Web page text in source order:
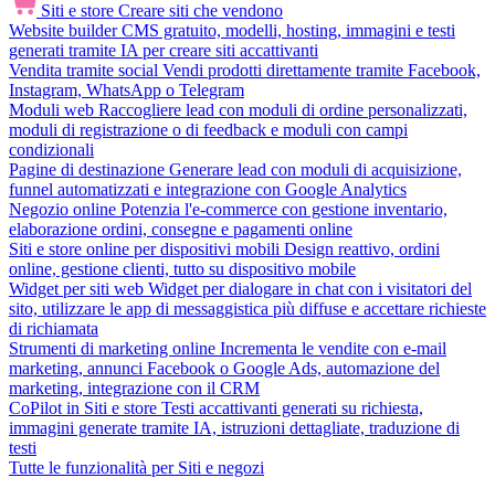
Siti e store Creare siti che vendono
Website builder CMS gratuito, modelli, hosting, immagini e testi
generati tramite IA per creare siti accattivanti
Vendita tramite social Vendi prodotti direttamente tramite Facebook,
Instagram, WhatsApp o Telegram
Moduli web Raccogliere lead con moduli di ordine personalizzati,
moduli di registrazione o di feedback e moduli con campi
condizionali
Pagine di destinazione Generare lead con moduli di acquisizione,
funnel automatizzati e integrazione con Google Analytics
Negozio online Potenzia l'e-commerce con gestione inventario,
elaborazione ordini, consegne e pagamenti online
Siti e store online per dispositivi mobili Design reattivo, ordini
online, gestione clienti, tutto su dispositivo mobile
Widget per siti web Widget per dialogare in chat con i visitatori del
sito, utilizzare le app di messaggistica più diffuse e accettare richieste
di richiamata
Strumenti di marketing online Incrementa le vendite con e-mail
marketing, annunci Facebook o Google Ads, automazione del
marketing, integrazione con il CRM
CoPilot in Siti e store Testi accattivanti generati su richiesta,
immagini generate tramite IA, istruzioni dettagliate, traduzione di
testi
Tutte le funzionalità per Siti e negozi